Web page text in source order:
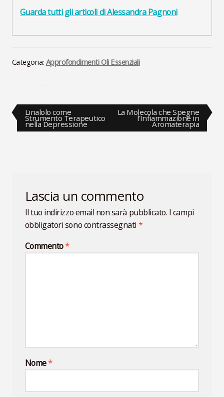
Guarda tutti gli articoli di Alessandra Pagnoni
Categoria: Approfondimenti Oli Essenziali
Navigazione
articoli
Articolo
precedente:
Linalolo come
Strumento Terapeutico
nella Depressione
Articolo
successivo:
La Molecola che Spegne
l’Infiammazione in
Aromaterapia
Lascia un commento
Il tuo indirizzo email non sarà pubblicato. I campi
obbligatori sono contrassegnati *
Commento*
Nome*